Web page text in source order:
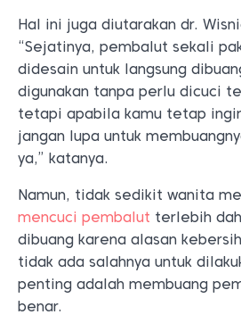
Hal ini juga diutarakan dr.
“Sejatinya, pembalut sekali
didesain untuk langsung
digunakan tanpa perlu dicuci
tetapi apabila kamu tetap
jangan lupa untuk
ya,” katanya.
Namun, tidak sedikit wanita
mencuci pembalut terlebih
dibuang karena alasan
tidak ada salahnya untuk
penting adalah membuang
benar.